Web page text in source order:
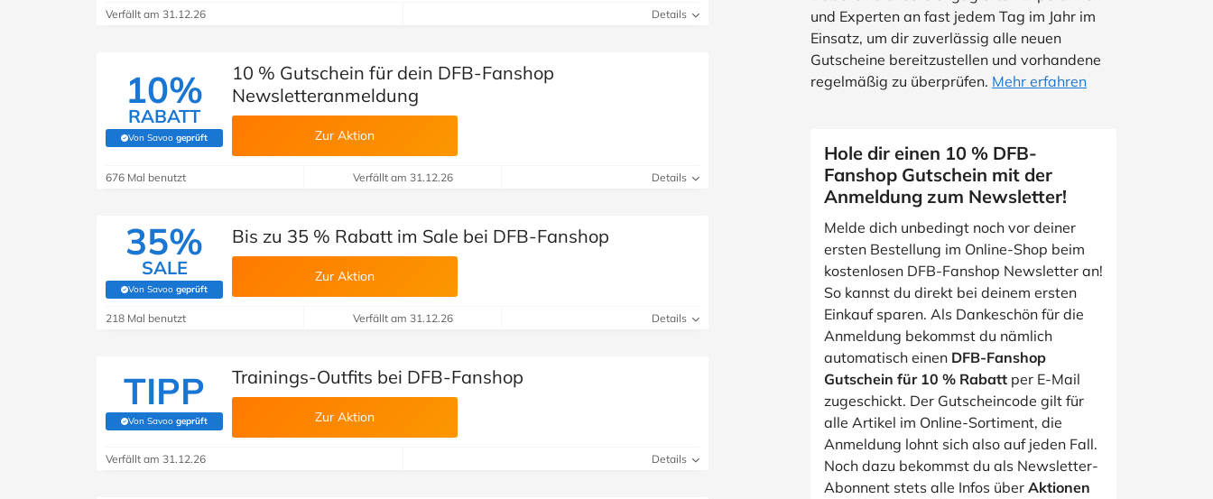
Verfällt am 31.12.26 Details
10%
RABATT
Von Savoo geprüft
(Von Savoo geprüft)
10 % Gutschein für dein DFB-Fanshop
Newsletteranmeldung
Zur Aktion
676 Mal benutzt Verfällt am 31.12.26 Details
35%
SALE
Von Savoo geprüft
(Von Savoo geprüft)
Bis zu 35 % Rabatt im Sale bei DFB-Fanshop
Zur Aktion
218 Mal benutzt Verfällt am 31.12.26 Details
TIPP
Von Savoo geprüft
(Von Savoo geprüft)
Trainings-Outfits bei DFB-Fanshop
Zur Aktion
Verfällt am 31.12.26 Details
und Experten an fast jedem Tag im Jahr im
Einsatz, um dir zuverlässig alle neuen
Gutscheine bereitzustellen und vorhandene
regelmäßig zu überprüfen. Mehr erfahren
Hole dir einen 10 % DFB-
Fanshop Gutschein mit der
Anmeldung zum Newsletter!
Melde dich unbedingt noch vor deiner
ersten Bestellung im Online-Shop beim
kostenlosen DFB-Fanshop Newsletter an!
So kannst du direkt bei deinem ersten
Einkauf sparen. Als Dankeschön für die
Anmeldung bekommst du nämlich
automatisch einen DFB-Fanshop
Gutschein für 10 % Rabatt per E-Mail
zugeschickt. Der Gutscheincode gilt für
alle Artikel im Online-Sortiment, die
Anmeldung lohnt sich also auf jeden Fall.
Noch dazu bekommst du als Newsletter-
Abonnent stets alle Infos über Aktionen